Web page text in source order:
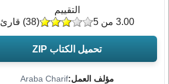
مؤلف العمل:Araba Charif
التقييم
(
38) قارئ 3.00 من 5
تحميل الكتاب ZIP